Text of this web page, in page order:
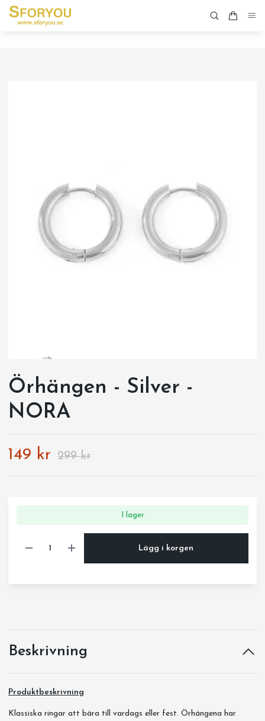
Örhängen - Silver -
NORA
149 kr 299 kr
I lager
Lägg i korgen
Beskrivning
Produktbeskrivning
Klassiska ringar att bära till vardags eller fest. Örhängena har